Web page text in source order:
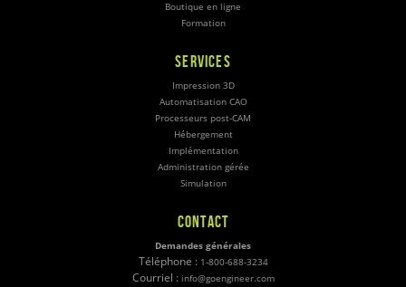
Boutique en ligne
Formation
SERVICES
Impression 3D
Automatisation CAO
Processeurs post-CAM
Hébergement
Implémentation
Administration gérée
Simulation
CONTACT
Demandes générales
Téléphone : 1-800-688-3234
Courriel : info@goengineer.com